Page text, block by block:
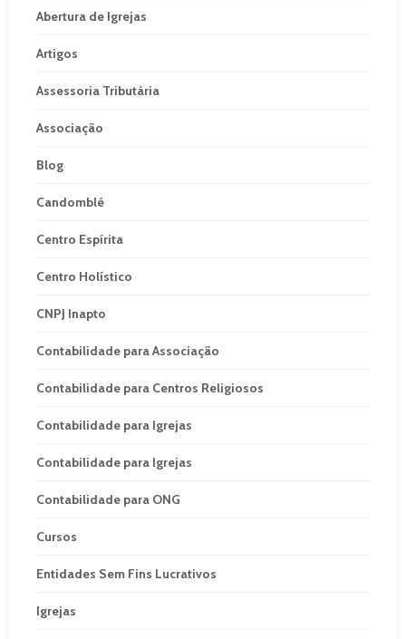
Abertura de Igrejas
Artigos
Assessoria Tributária
Associação
Blog
Candomblé
Centro Espírita
Centro Holístico
CNPJ Inapto
Contabilidade para Associação
Contabilidade para Centros Religiosos
Contabilidade para Igrejas
Contabilidade para Igrejas
Contabilidade para ONG
Cursos
Entidades Sem Fins Lucrativos
Igrejas